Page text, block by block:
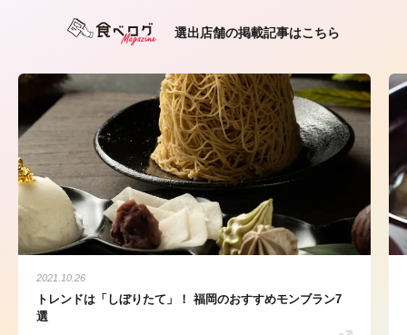
選出店舗の掲載記事はこちら
2021.10.26
トレンドは「しぼりたて」！ 福岡のおすすめモンブラン7
選